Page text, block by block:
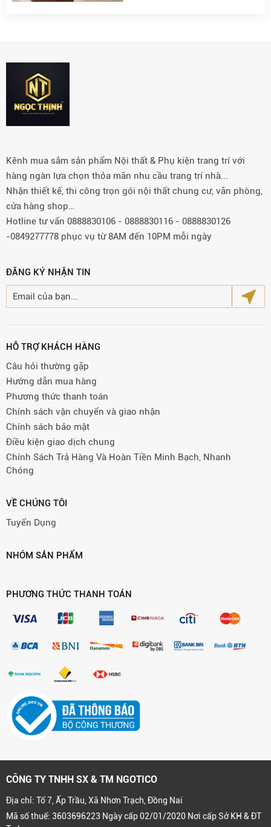
Kênh mua sắm sản phẩm Nội thất & Phụ kiện trang trí với
hàng ngàn lựa chọn thỏa mãn nhu cầu trang trí nhà...
Nhận thiết kế, thi công trọn gói nội thất chung cư, văn phòng,
cửa hàng shop…
Hotline tư vấn 0888830106 - 0888830116 - 0888830126
-0849277778 phục vụ từ 8AM đến 10PM mỗi ngày
ĐĂNG KÝ NHẬN TIN
HỖ TRỢ KHÁCH HÀNG
Câu hỏi thường gặp
Hướng dẫn mua hàng
Phương thức thanh toán
Chính sách vận chuyển và giao nhận
Chính sách bảo mật
Điều kiện giao dịch chung
Chính Sách Trả Hàng Và Hoàn Tiền Minh Bạch, Nhanh
Chóng
VỀ CHÚNG TÔI
Tuyển Dụng
NHÓM SẢN PHẨM
PHƯƠNG THỨC THANH TOÁN
CÔNG TY TNHH SX & TM NGOTICO
Địa chỉ: Tổ 7, Ấp Trầu, Xã Nhơn Trạch, Đồng Nai
Mã số thuế: 3603696223 Ngày cấp 02/01/2020 Nơi cấp Sở KH & ĐT